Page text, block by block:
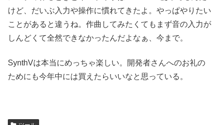
けど、だいぶ入力や操作に慣れてきたよ。やっぱやりたい
ことがあると違うね。作曲してみたくてもまず音の入力が
しんどくて全然できなかったんだよなぁ、今まで。
SynthVは本当にめっちゃ楽しい。開発者さんへのお礼の
ためにも今年中には買えたらいいなと思っている。